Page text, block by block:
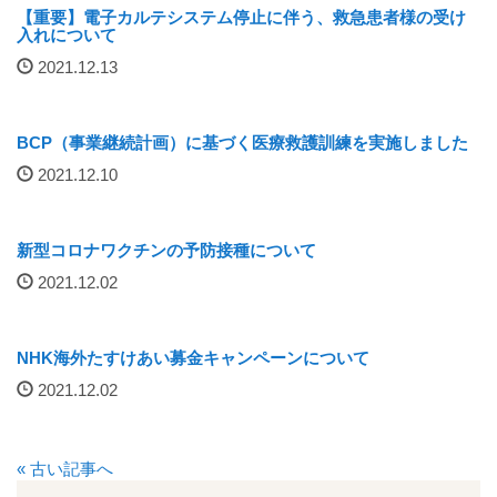
入院について
緩和ケア病床
面会時間について
部門について
透析室
【重要】電子カルテシステム停止に伴う、救急患者様の受け
入れについて
2021.12.13
BCP（事業継続計画）に基づく医療救護訓練を実施しました
2021.12.10
新型コロナワクチンの予防接種について
2021.12.02
NHK海外たすけあい募金キャンペーンについて
2021.12.02
« 古い記事へ